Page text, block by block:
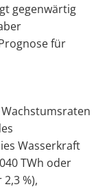
gegenwärtig
für
Wasserkraft
TWh oder
%),